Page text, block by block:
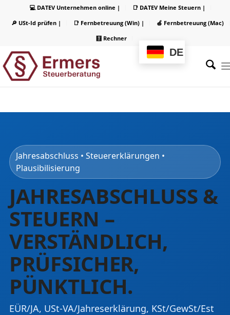
💻 DATEV Unternehmen online |
📑 DATEV Meine Steuern |
🔎 USt-Id prüfen |
📑 Fernbetreuung (Win) |
🍏 Fernbetreuung (Mac)
🧮 Rechner
DE
Jahresabschluss • Steuererklärungen •
Plausibilisierung
JAHRESABSCHLUSS &
STEUERN –
VERSTÄNDLICH,
PRÜFSICHER,
PÜNKTLICH.
EÜR/JA, USt-VA/Jahreserklärung, KSt/GewSt/Est